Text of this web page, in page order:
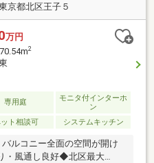
京都北区王子５
万円
2
専用庭
モニタ付インターホ
ン
ト相談可 システムキッチン
ルコニー全面の空間が開け
・風通し良好◆北区最大